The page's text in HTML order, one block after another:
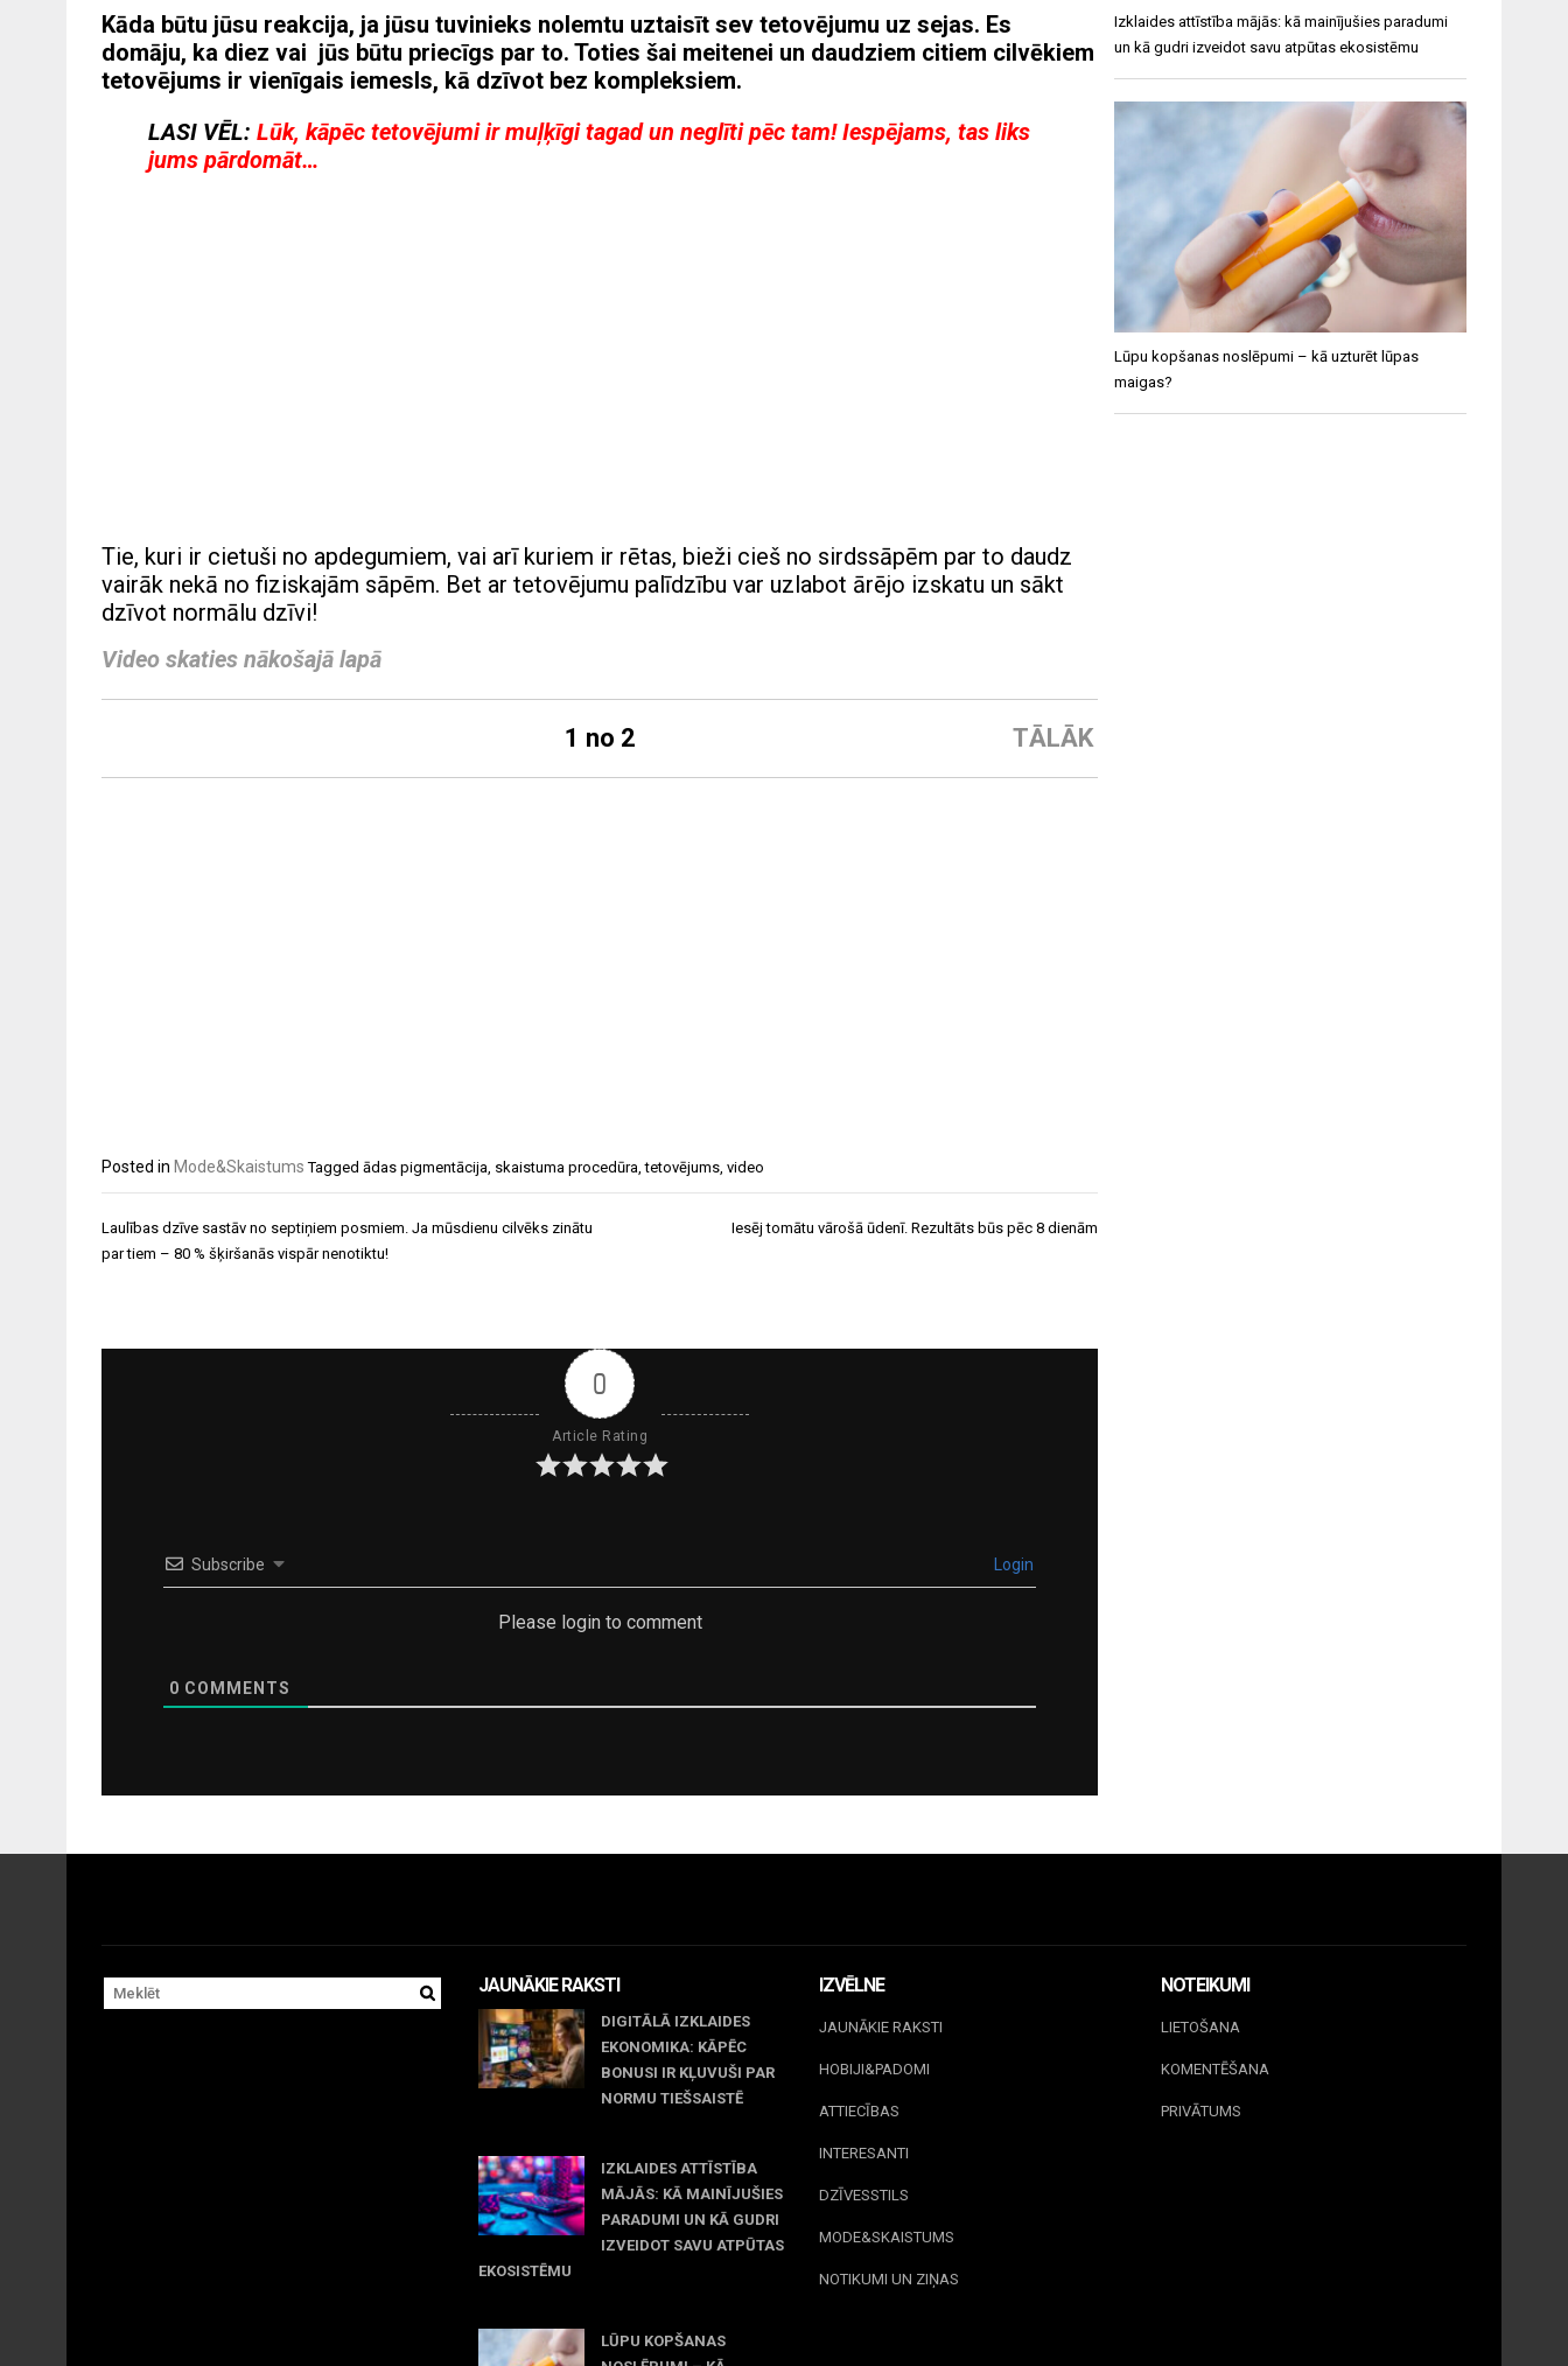
Kāda būtu jūsu reakcija, ja jūsu tuvinieks nolemtu uztaisīt sev tetovējumu uz sejas. Es
domāju, ka diez vai jūs būtu priecīgs par to. Toties šai meitenei un daudziem citiem cilvēkiem
tetovējums ir vienīgais iemesls, kā dzīvot bez kompleksiem.
LASI VĒL: Lūk, kāpēc tetovējumi ir muļķīgi tagad un neglīti pēc tam! Iespējams, tas liks
jums pārdomāt…
Tie, kuri ir cietuši no apdegumiem, vai arī kuriem ir rētas, bieži cieš no sirdssāpēm par to daudz
vairāk nekā no fiziskajām sāpēm. Bet ar tetovējumu palīdzību var uzlabot ārējo izskatu un sākt
dzīvot normālu dzīvi!
Video skaties nākošajā lapā
TĀLĀK
1 no 2
Posted in Mode&Skaistums Tagged ādas pigmentācija skaistuma procedūra ,tetovējums video
Ziņu
izvēlne
Laulības dzīve sastāv no septiņiem posmiem. Ja mūsdienu cilvēks zinātu
par tiem – 80 % šķiršanās vispār nenotiktu!
Iesēj tomātu vārošā ūdenī. Rezultāts būs pēc 8 dienām
0
Article Rating
Subscribe Login
Please login to comment
0 COMMENTS
Izklaides attīstība mājās: kā mainījušies paradumi
un kā gudri izveidot savu atpūtas ekosistēmu
Lūpu kopšanas noslēpumi – kā uzturēt lūpas
maigas?
JAUNĀKIE RAKSTI
DIGITĀLĀ IZKLAIDES
EKONOMIKA: KĀPĒC
BONUSI IR KĻUVUŠI PAR
NORMU TIEŠSAISTĒ
IZKLAIDES ATTĪSTĪBA
MĀJĀS: KĀ MAINĪJUŠIES
PARADUMI UN KĀ GUDRI
IZVEIDOT SAVU ATPŪTAS
EKOSISTĒMU
LŪPU KOPŠANAS
IZVĒLNE
JAUNĀKIE RAKSTI
HOBIJI&PADOMI
ATTIECĪBAS
INTERESANTI
DZĪVESSTILS
MODE&SKAISTUMS
NOTIKUMI UN ZIŅAS
NOTEIKUMI
LIETOŠANA
KOMENTĒŠANA
PRIVĀTUMS